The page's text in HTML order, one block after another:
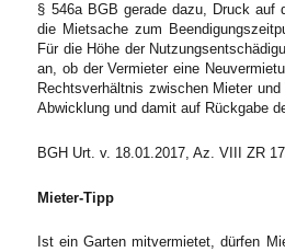
§ 546a BGB gerade dazu, Druck auf
die Mietsache zum
Für die Höhe der
an, ob der Vermieter eine
Rechtsverhältnis zwischen Mieter
Abwicklung und damit auf Rückgabe
BGH Urt. v. 18.01.2017, Az. VIII ZR
Mieter-Tipp
Ist ein Garten mitvermietet, dürfen